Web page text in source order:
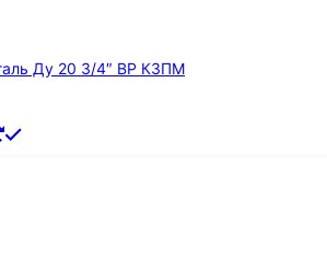
Ду 20 3/4″ ВР КЗПМ